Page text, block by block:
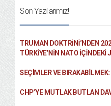
Son Yazılarımız!
TRUMAN DOKTRINI’NDEN
TÜRKIYE’NIN NATO İÇINDEKI
SEÇIMLER VE BIRAKABILMEK:
CHP’YE MUTLAK BUTLAN